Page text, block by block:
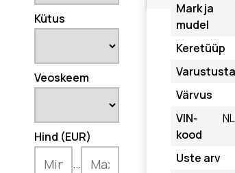
Kütus
Veoskeem
Hind (EUR)
...
Mark ja
mudel
Keretüüp
Värvus
VIN-
kood
Uste arv